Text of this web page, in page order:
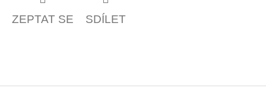
ZEPTAT SE SDÍLET